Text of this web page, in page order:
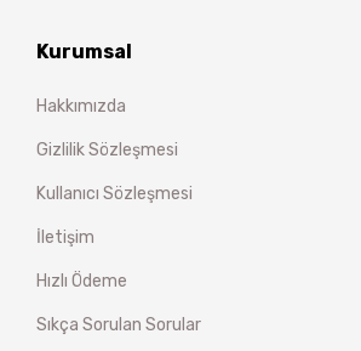
Kurumsal
Hakkımızda
Gizlilik Sözleşmesi
Kullanıcı Sözleşmesi
İletişim
Hızlı Ödeme
Sıkça Sorulan Sorular